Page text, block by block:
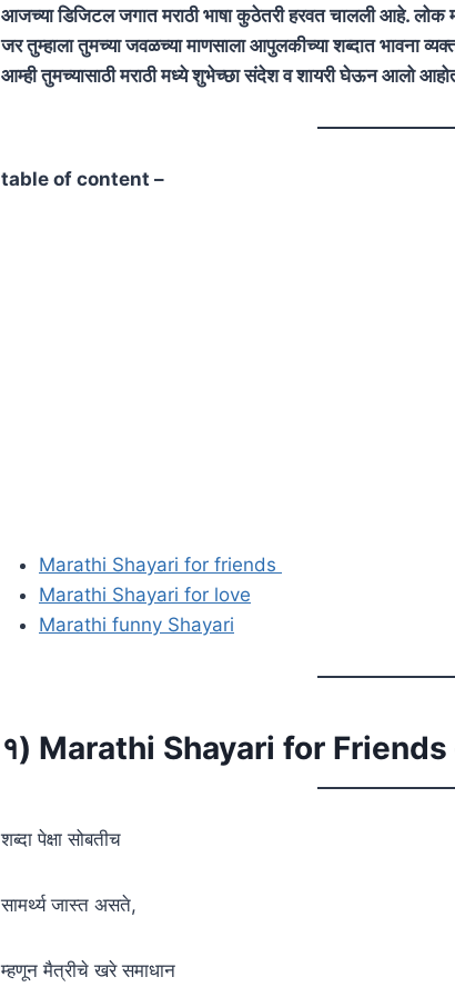
आजच्या डिजिटल जगात मराठी भाषा कुठेतरी हरवत चालली आहे. लोक
जर तुम्हाला तुमच्या जवळच्या माणसाला आपुलकीच्या शब्दात भावना
आम्ही तुमच्यासाठी मराठी मध्ये शुभेच्छा संदेश व शायरी घेऊन आलो
table of content –
Marathi Shayari for friends
Marathi Shayari for love
Marathi funny Shayari
१) Marathi Shayari for Friends
शब्दा पेक्षा सोबतीच
सामर्थ्य जास्त असते,
म्हणून मैत्रीचे खरे समाधान